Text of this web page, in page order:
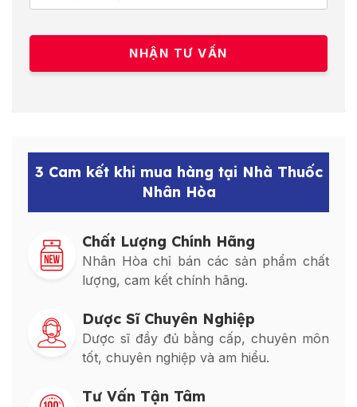
3 Cam kết khi mua hàng tại Nhà Thuốc
Nhân Hòa
Chất Lượng Chính Hãng
Nhân Hòa chỉ bán các sản phẩm chất
lượng, cam kết chính hãng.
Dược Sĩ Chuyên Nghiệp
Dược sĩ đầy đủ bằng cấp, chuyên môn
tốt, chuyên nghiệp và am hiểu.
Tư Vấn Tận Tâm